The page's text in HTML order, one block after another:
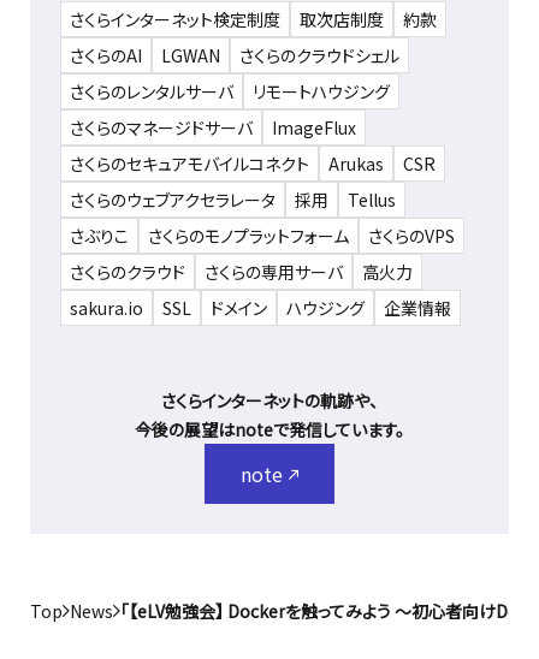
さくらインターネット検定制度 取次店制度
約款
さくらのAI
LGWAN
さくらのクラウドシェル
さくらのレンタルサーバ
リモートハウジング
さくらのマネージドサーバ
ImageFlux
さくらのセキュアモバイルコネクト
Arukas
CSR
さくらのウェブアクセラレータ
採用
Tellus
さぶりこ
さくらのモノプラットフォーム
さくらのVPS
さくらのクラウド
さくらの専用サーバ
高火力
sakura.io
SSL ドメイン ハウジング 企業情報
さくらインターネットの軌跡や、
今後の展望はnoteで発信しています。
note
Top News 「【eLV勉強会】 Dockerを触ってみよう ～初心者向け